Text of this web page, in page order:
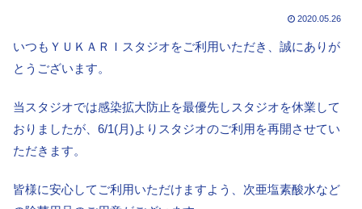
2020.05.26
いつもＹＵＫＡＲＩスタジオをご利用いただき、誠にありが
とうございます。
当スタジオでは感染拡大防止を最優先しスタジオを休業して
おりましたが、6/1(月)よりスタジオのご利用を再開させてい
ただきます。
皆様に安心してご利用いただけますよう、次亜塩素酸水など